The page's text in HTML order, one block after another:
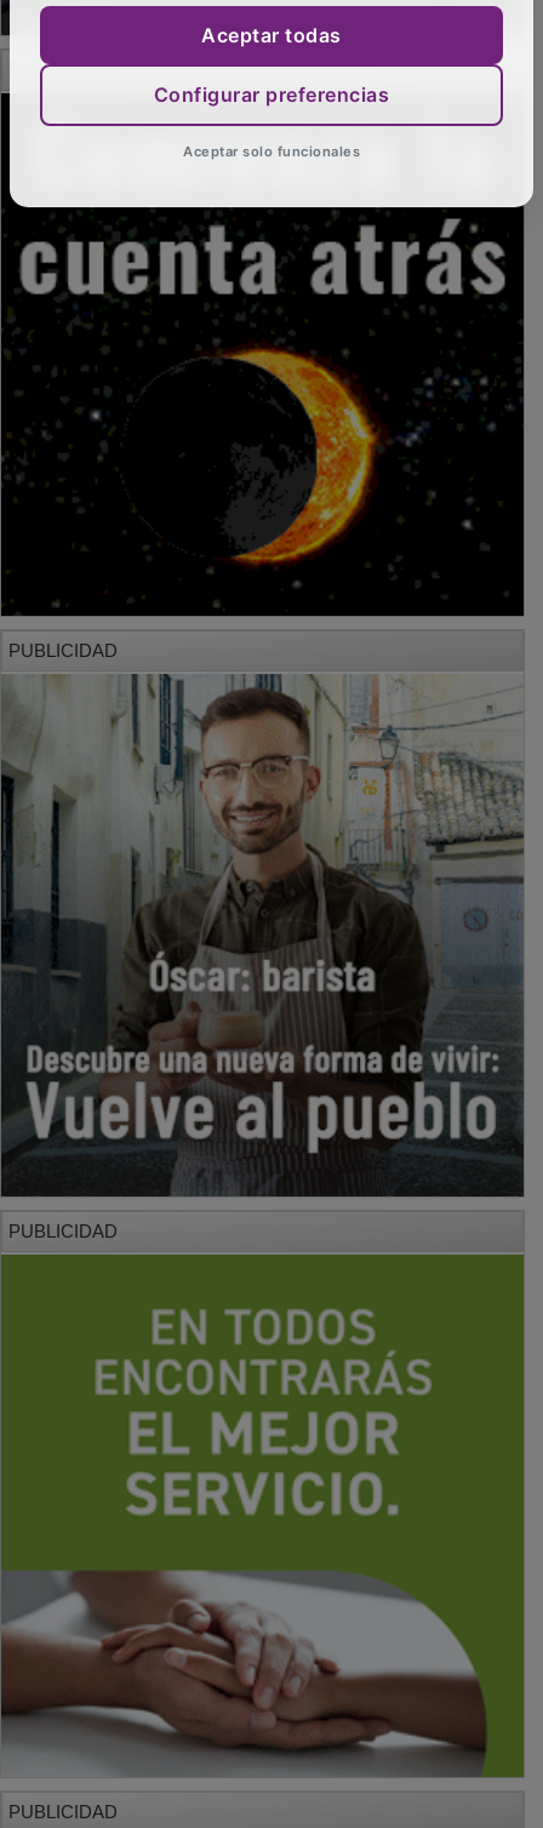
PUBLICIDAD
PUBLICIDAD
PUBLICIDAD
PUBLICIDAD
Aceptar todas
Configurar preferencias
Aceptar solo funcionales